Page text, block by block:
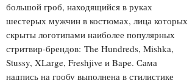
большой гроб, находящийся в руках
шестерых мужчин в костюмах, лица которых
скрыты логотипами наиболее популярных
стритвир-брендов: The Hundreds, Mishka,
Stussy, XLarge, Freshjive и Bape. Сама
надпись на гробу выполнена в стилистике